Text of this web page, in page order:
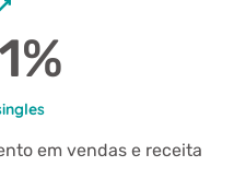
em vendas e receita